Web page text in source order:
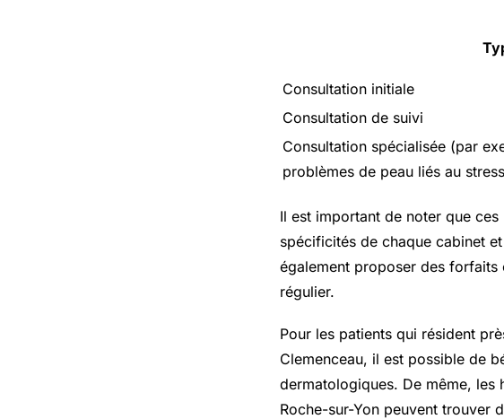
Consultation initiale
Consultation de suivi
Consultation spécialisée (par
problèmes de peau liés au
Il est important de noter que
spécificités de chaque cabinet
également proposer des forfaits
régulier.
Pour les patients qui résident
Clemenceau, il est possible de
dermatologiques. De même, les
Roche-sur-Yon peuvent trouver